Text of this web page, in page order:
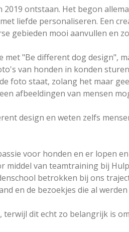
ontstaan. Het begon
liefde personaliseren. Een
gebieden mooi aanvullen en
met "Be different dog design",
van honden in konden
foto staat, zolang het maar
afbeeldingen van mensen
design en weten zelfs
voor honden en er lopen
middel van teamtraining bij
betrokken bij ons
en de bezoekjes die al
dit echt zo belangrijk is